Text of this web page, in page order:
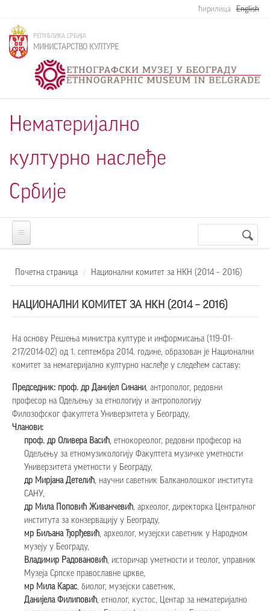
ћирилица English
РЕПУБЛИКА СРБИЈА
МИНИСТАРСТВО КУЛТУРЕ
Нематеријално
културно наслеђе
Србије
Почетна страница Национални комитет за НКН (2014 – 2016)
НАЦИОНАЛНИ КОМИТЕТ ЗА НКН (2014 – 2016)
На основу Решења министра културе и информисања (119-01-
217/2014-02) од 1. септембра 2014. године, образован је Национални
комитет за нематеријално културно наслеђе у следећем саставу:
Председник: проф. др Данијел Синани, антрополог, редовни
професор на Одељењу за етнологију и антропологију
Филозофског факултета Универзитета у Београду,
Чланови:
проф. др Оливера Васић, етнокореолог, редовни професор на
Одељењу за етномузикологију Факултета музичке уметности
Универзитета уметности у Београду,
др Мирјана Детелић, научни саветник Балканолошког института
САНУ,
др Мила Поповић Живанчевић, археолог, директорка Централног
института за конзервацију у Београду,
мр Биљана Ђорђевић, археолог, музејски саветник у Народном
музеју у Београду,
Владимир Радовановић, историчар уметности и теолог, управник
Музеја Српске православне цркве,
мр Мила Карас, биолог, музејски саветник,
Данијела Филиповић, етнолог, кустос, Центар за нематеријално